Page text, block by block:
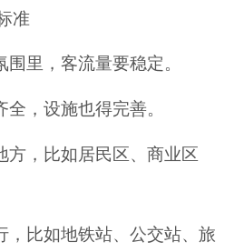
准
里，客流量要稳定。
，设施也得完善。
，比如居民区、商业区
比如地铁站、公交站、旅